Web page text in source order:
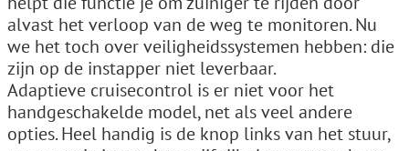
alvast het verloop van de weg te monitoren. Nu
we het toch over veiligheidssystemen hebben: die
zijn op de instapper niet leverbaar.
Adaptieve cruisecontrol is er niet voor het
handgeschakelde model, net als veel andere
opties. Heel handig is de knop links van het stuur,